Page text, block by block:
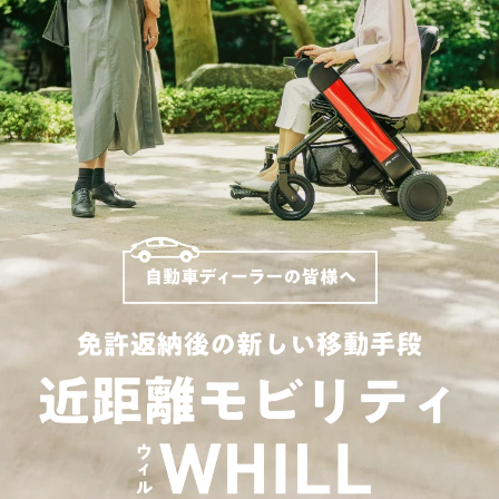
Model F
Model R
Model S
有料サービス・アクセサリー
保険・ロードサービスなど
本体保証サービス
訪問設定サービス
点検パック
モデルを比較する
試乗予約フォーム
介護保険利用を検討
レンタルサービス一覧から探す
用途別に探す
介護保険制度でレンタル
日単位でレンタル
月単位でレンタル
お出かけ先でレンタル
オンラインストア
サポート
ご利用ガイド
有償サービス・オプション
分割払い
最適モデル診断
WHILL ID
ウィル直販のサービス
よくある質問・お問い合わせ
施設導入
施設への導入を検討
お問い合わせ（法人の方）
研究向け
研究モデルを検討
製品概要
お問い合わせ（研究機関の方）